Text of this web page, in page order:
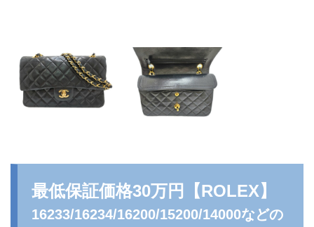
最低保証価格30万円 【ROLEX】
16233/16234/16200/15200/14000などの